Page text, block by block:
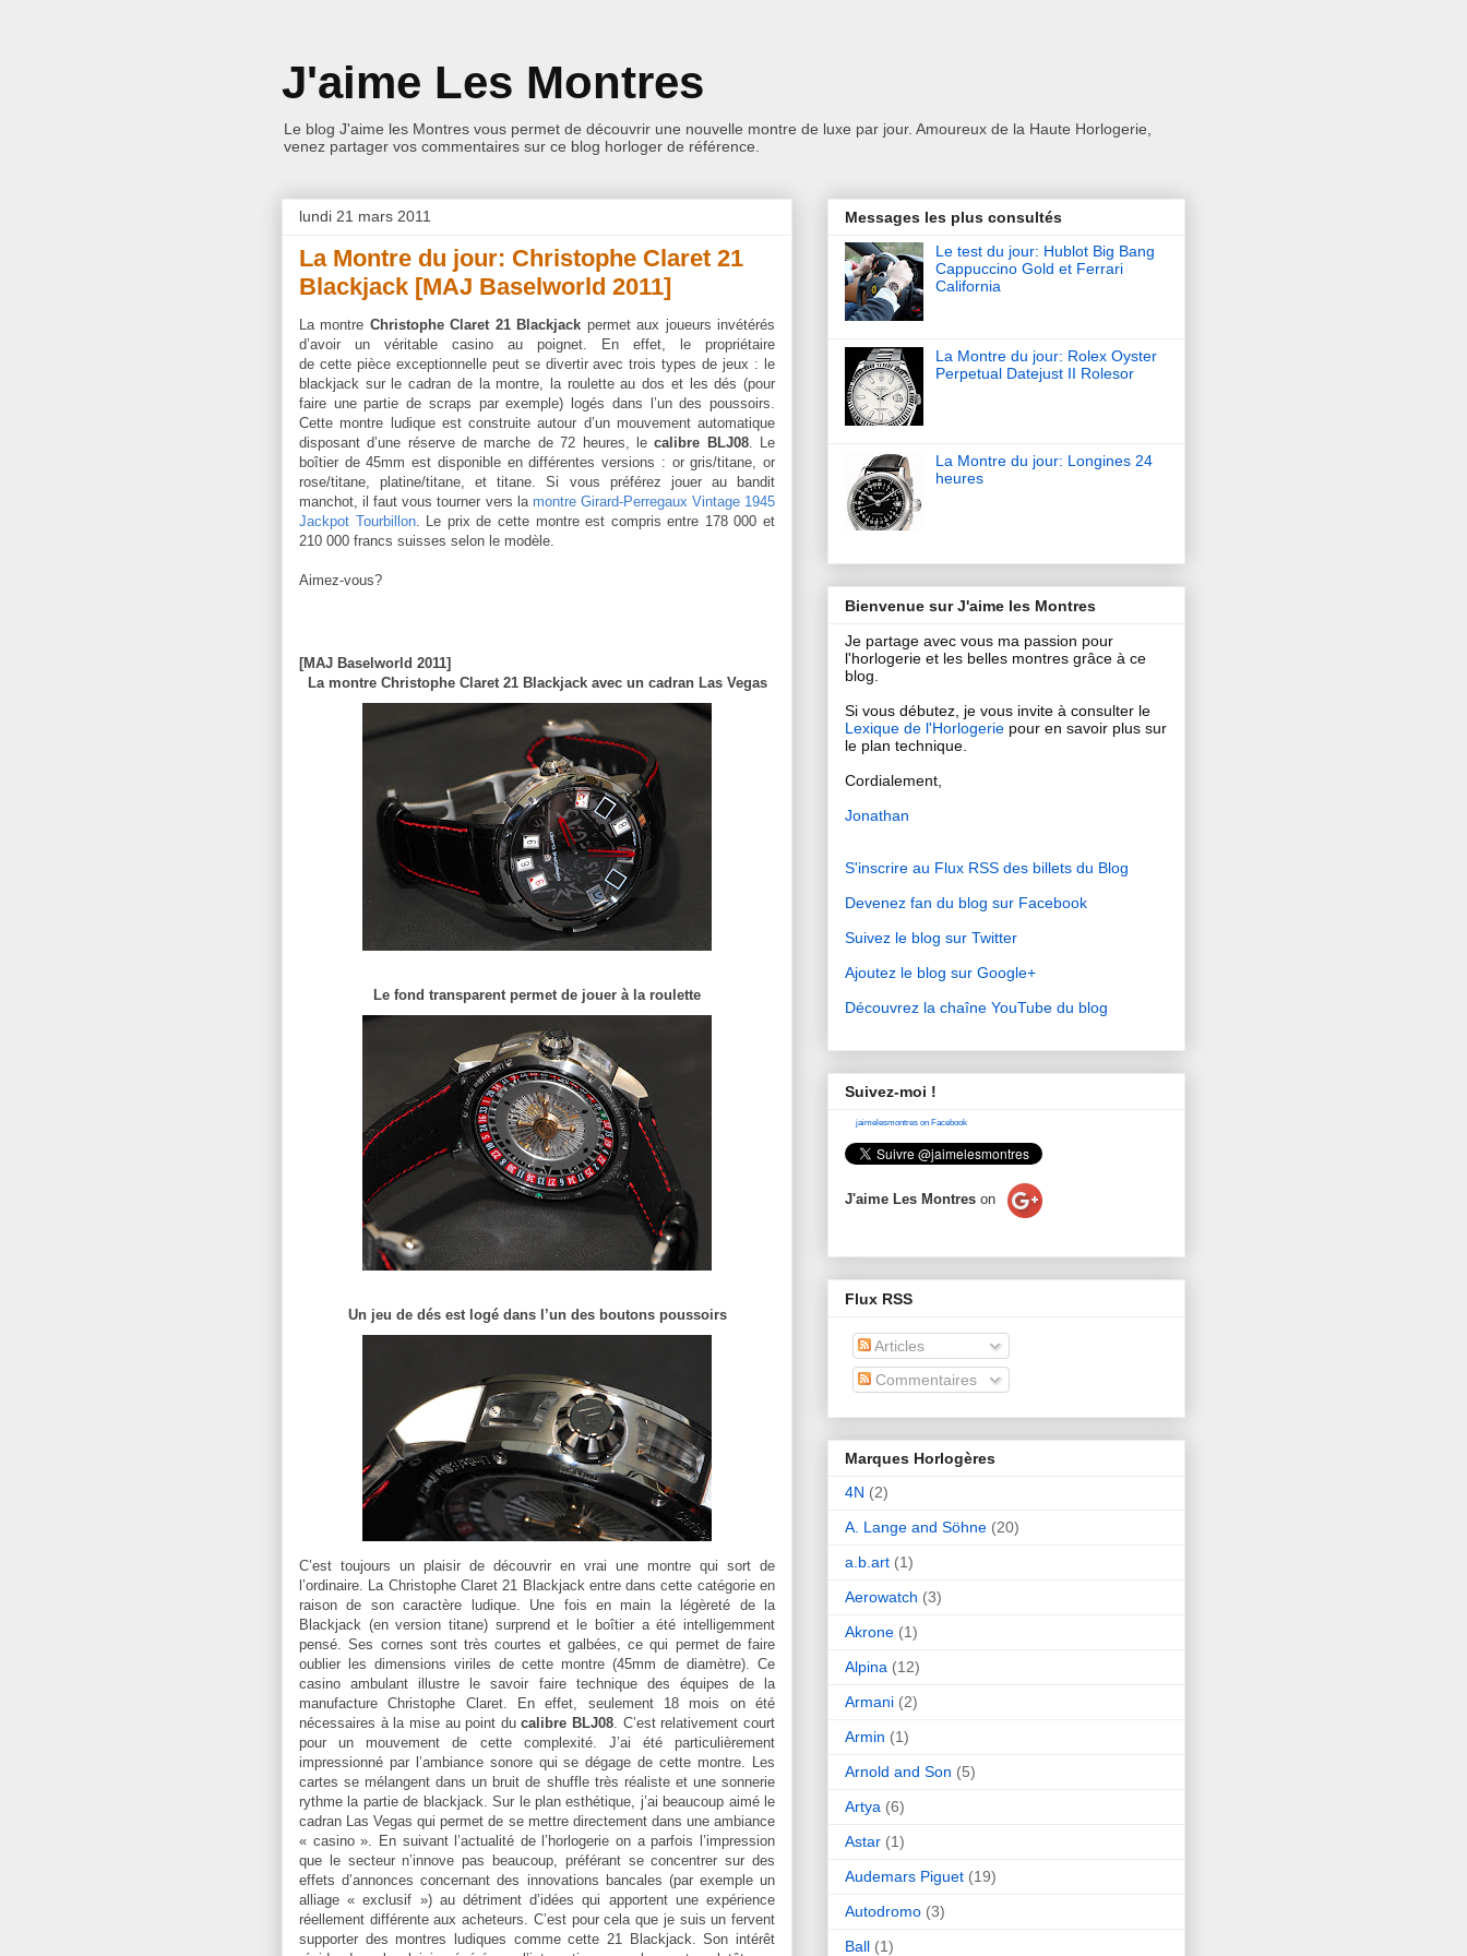
J'aime Les Montres
Le blog J'aime les Montres vous permet de découvrir une nouvelle montre de luxe par jour. Amoureux de la Haute Horlogerie,
venez partager vos commentaires sur ce blog horloger de référence.
lundi 21 mars 2011
La Montre du jour: Christophe Claret 21
Blackjack [MAJ Baselworld 2011]
La montre Christophe Claret 21 Blackjack permet aux joueurs invétérés
d’avoir un véritable casino au poignet. En effet, le propriétaire
de cette pièce exceptionnelle peut se divertir avec trois types de jeux : le
blackjack sur le cadran de la montre, la roulette au dos et les dés (pour
faire une partie de scraps par exemple) logés dans l’un des poussoirs.
Cette montre ludique est construite autour d’un mouvement automatique
disposant d’une réserve de marche de 72 heures, lecalibre BLJ08. Le
boîtier de 45mm est disponible en différentes versions : or gris/titane, or
rose/titane, platine/titane, et titane. Si vous préférez jouer au bandit
manchot, il faut vous tourner vers la montre Girard-Perregaux Vintage 1945
Jackpot Tourbillon. Le prix de cette montre est compris entre 178 000 et
210 000 francs suisses selon le modèle.
Aimez-vous?
[MAJ Baselworld 2011]
La montre Christophe Claret 21 Blackjack avec un cadran Las Vegas
Le fond transparent permet de jouer à la roulette
Un jeu de dés est logé dans l’un des boutons poussoirs
C’est toujours un plaisir de découvrir en vrai une montre qui sort de
l’ordinaire. La Christophe Claret 21 Blackjack entre dans cette catégorie en
raison de son caractère ludique. Une fois en main la légèreté de la
Blackjack (en version titane) surprend et le boîtier a été intelligemment
pensé. Ses cornes sont très courtes et galbées, ce qui permet de faire
oublier les dimensions viriles de cette montre (45mm de diamètre). Ce
casino ambulant illustre le savoir faire technique des équipes de la
manufacture Christophe Claret. En effet, seulement 18 mois on été
nécessaires à la mise au point ducalibre BLJ08. C’est relativement court
pour un mouvement de cette complexité. J’ai été particulièrement
impressionné par l’ambiance sonore qui se dégage de cette montre. Les
cartes se mélangent dans un bruit de shuffle très réaliste et une sonnerie
rythme la partie de blackjack. Sur le plan esthétique, j’ai beaucoup aimé le
cadran Las Vegas qui permet de se mettre directement dans une ambiance
« casino ». En suivant l’actualité de l’horlogerie on a parfois l’impression
que le secteur n’innove pas beaucoup, préférant se concentrer sur des
effets d’annonces concernant des innovations bancales (par exemple un
alliage « exclusif ») au détriment d’idées qui apportent une expérience
réellement différente aux acheteurs. C’est pour cela que je suis un fervent
supporter des montres ludiques comme cette 21 Blackjack. Son intérêt
Messages les plus consultés
Le test du jour: Hublot Big Bang
Cappuccino Gold et Ferrari
California
La Montre du jour: Rolex Oyster
Perpetual Datejust II Rolesor
La Montre du jour: Longines 24
heures
Bienvenue sur J'aime les Montres
Je partage avec vous ma passion pour
l'horlogerie et les belles montres grâce à ce
blog.
Si vous débutez, je vous invite à consulter le
Lexique de l'Horlogerie pour en savoir plus sur
le plan technique.
Cordialement,
Jonathan
S'inscrire au Flux RSS des billets du Blog
Devenez fan du blog sur Facebook
Suivez le blog sur Twitter
Ajoutez le blog sur Google+
Découvrez la chaîne YouTube du blog
Suivez-moi !
jaimelesmontres on Facebook
J'aime Les Montres on
Flux RSS
Articles
Commentaires
Marques Horlogères
4N (2)
A. Lange and Söhne (20)
a.b.art (1)
Aerowatch (3)
Akrone (1)
Alpina (12)
Armani (2)
Armin (1)
Arnold and Son (5)
Artya (6)
Astar (1)
Audemars Piguet (19)
Autodromo (3)
Ball (1)